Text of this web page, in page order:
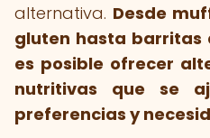
alternativa. Desde
gluten hasta barritas
es posible ofrecer
nutritivas que se
preferencias y